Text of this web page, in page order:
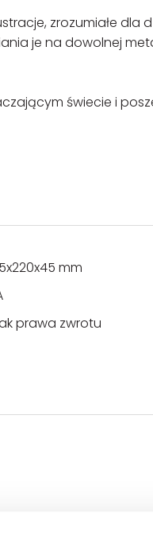
zrozumiałe dla
je na dowolnej
świecie i
mm
prawa zwrotu